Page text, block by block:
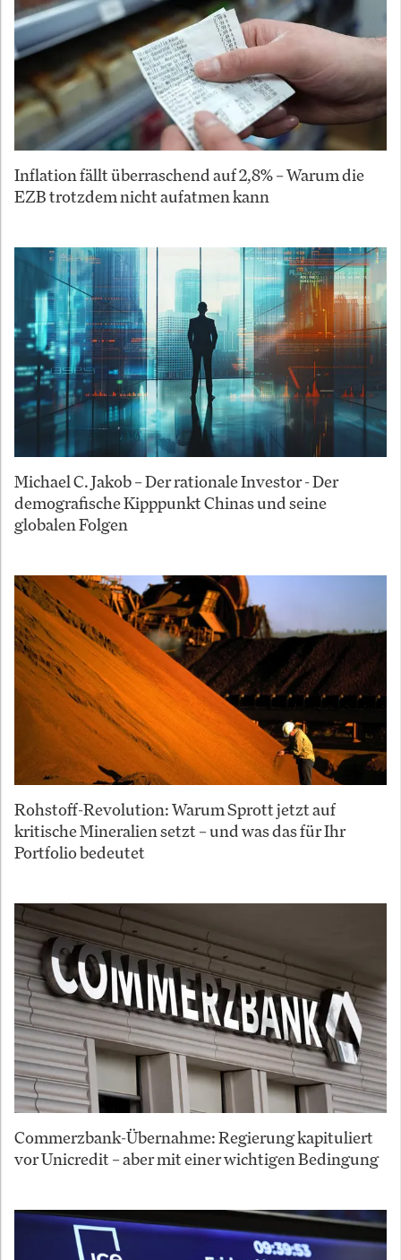
Inflation fällt überraschend auf 2,8% – Warum die
EZB trotzdem nicht aufatmen kann
Michael C. Jakob – Der rationale Investor - Der
demografische Kipppunkt Chinas und seine
globalen Folgen
Rohstoff-Revolution: Warum Sprott jetzt auf
kritische Mineralien setzt – und was das für Ihr
Portfolio bedeutet
Commerzbank-Übernahme: Regierung kapituliert
vor Unicredit – aber mit einer wichtigen Bedingung